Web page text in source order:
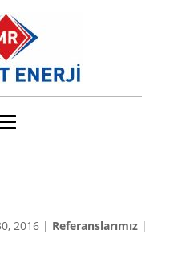
2016| Referanslarımız|